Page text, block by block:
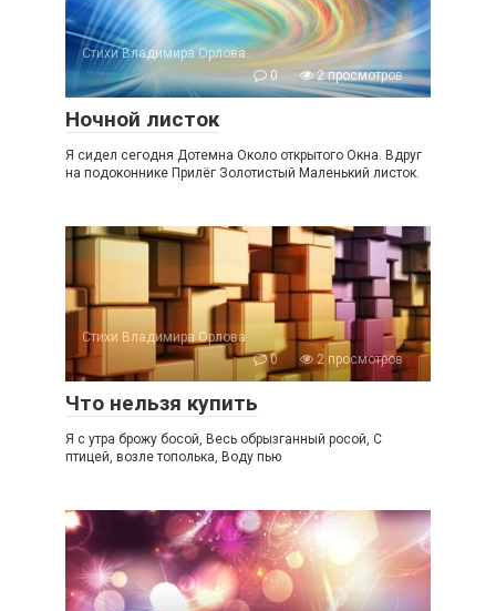
Стихи Владимира Орлова
0
2 просмотров
Ночной листок
Я сидел сегодня Дотемна Около открытого Окна. Вдруг
на подоконнике Прилёг Золотистый Маленький листок.
Стихи Владимира Орлова
0
2 просмотров
Что нельзя купить
Я с утра брожу босой, Весь обрызганный росой, С
птицей, возле тополька, Воду пью